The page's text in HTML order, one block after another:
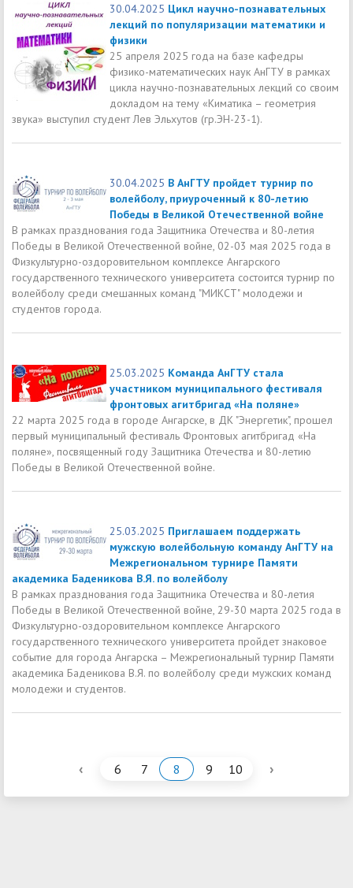
30.04.2025 Цикл научно-познавательных
лекций по популяризации математики и
физики
25 апреля 2025 года на базе кафедры
физико-математических наук АнГТУ в рамках
цикла научно-познавательных лекций со своим
докладом на тему «Киматика – геометрия
звука» выступил студент Лев Эльхутов (гр.ЭН-23-1).
30.04.2025 В АнГТУ пройдет турнир по
волейболу, приуроченный к 80-летию
Победы в Великой Отечественной войне
В рамках празднования года Защитника Отечества и 80-летия
Победы в Великой Отечественной войне, 02-03 мая 2025 года в
Физкультурно-оздоровительном комплексе Ангарского
государственного технического университета состоится турнир по
волейболу среди смешанных команд "МИКСТ" молодежи и
студентов города.
25.03.2025 Команда АнГТУ стала
участником муниципального фестиваля
фронтовых агитбригад «На поляне»
22 марта 2025 года в городе Ангарске, в ДК "Энергетик", прошел
первый муниципальный фестиваль Фронтовых агитбригад «На
поляне», посвященный году Защитника Отечества и 80-летию
Победы в Великой Отечественной войне.
25.03.2025 Приглашаем поддержать
мужскую волейбольную команду АнГТУ на
Межрегиональном турнире Памяти
академика Баденикова В.Я. по волейболу
В рамках празднования года Защитника Отечества и 80-летия
Победы в Великой Отечественной войне, 29-30 марта 2025 года в
Физкультурно-оздоровительном комплексе Ангарского
государственного технического университета пройдет знаковое
событие для города Ангарска – Межрегиональный турнир Памяти
академика Баденикова В.Я. по волейболу среди мужских команд
молодежи и студентов.
‹ 6 7 8 9 10 ›